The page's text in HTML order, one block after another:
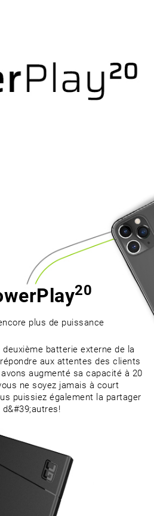
20
plus de puissance
deuxième batterie externe de la
aux attentes des clients
augmenté sa capacité à 20
ne soyez jamais à court
puissiez également la partager
d&#39;autres!